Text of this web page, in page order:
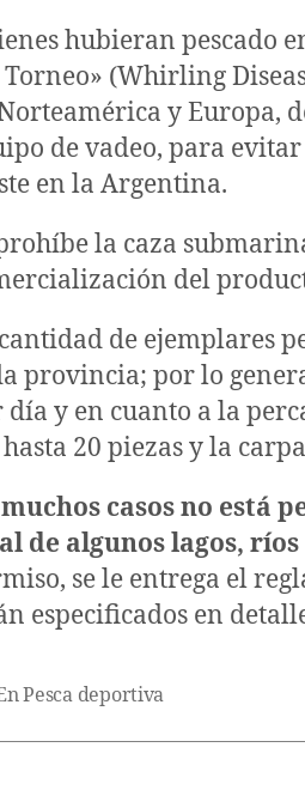
hubieran pescado
(Whirling
y Europa,
de vadeo, para
en la Argentina.
la caza
del
de ejemplares
provincia; por lo
día y en cuanto a la
hasta 20 piezas y la
casos no está
de algunos lagos,
se le entrega el
especificados en
Pesca deportiva